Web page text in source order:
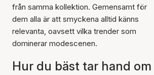
från samma kollektion. Gemensamt för
dem alla är att smyckena alltid känns
relevanta, oavsett vilka trender som
dominerar modescenen.
Hur du bäst tar hand om